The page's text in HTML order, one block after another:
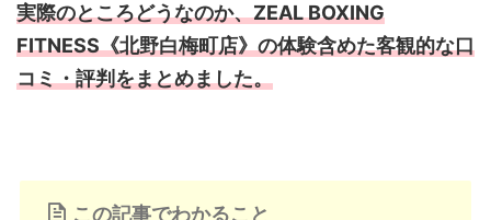
実際のところどうなのか、ZEAL BOXING
FITNESS《北野白梅町店》の体験含めた客観的な口
コミ・評判をまとめました。
この記事でわかること